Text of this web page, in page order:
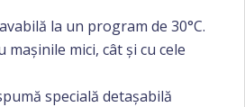
la un program de 30°C.
mașinile mici, cât și cu cele
specială detașabilă